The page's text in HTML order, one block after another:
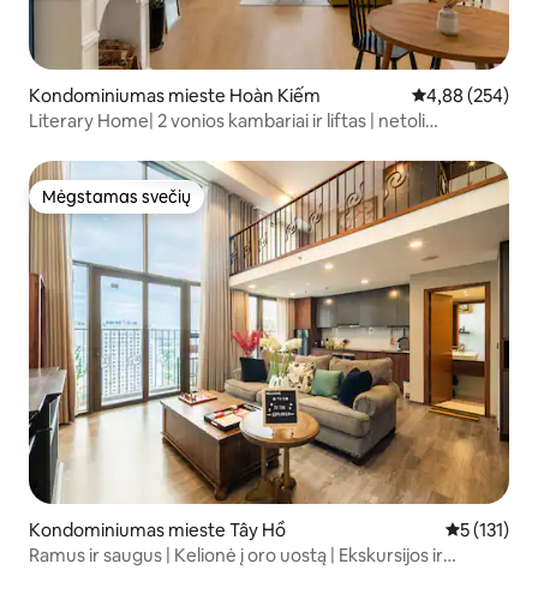
Kondominiumas mieste Hoàn Kiếm Vidutinis
4,88 (254)
Literary Home| 2 vonios kambariai ir liftas | netoli
Mėgstamas svečių
Mėgstamas svečių
Kondominiumas mieste Tây Hồ Vidutinis
5 (131)
Ramus ir saugus | Kelionė į oro uostą | Ekskursijos ir